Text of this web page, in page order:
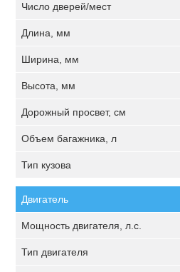
Число дверей/мест
Длина, мм
Ширина, мм
Высота, мм
Дорожный просвет, см
Объем багажника, л
Тип кузова
Двигатель
Мощность двигателя, л.с.
Тип двигателя